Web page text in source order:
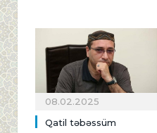
08.02.2025
Qatil təbəssüm